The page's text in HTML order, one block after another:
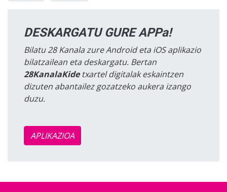
DESKARGATU GURE APPa!
Bilatu 28 Kanala zure Android eta iOS aplikazio
bilatzailean eta deskargatu. Bertan
28KanalaKidetxartel digitalak eskaintzen
dizuten abantailez gozatzeko aukera izango
duzu.
APLIKAZIOA